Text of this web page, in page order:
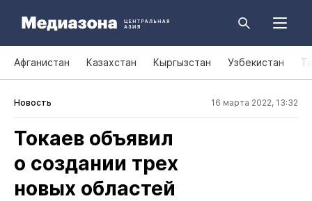
Афганистан Казахстан Кыргызстан Узбекистан
Новость 16 марта 2022, 13:32
Токаев объявил
о создании трех
новых областей